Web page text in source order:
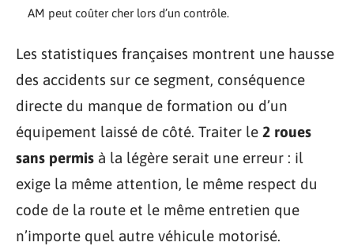
AM peut coûter cher lors d’un contrôle.
Les statistiques françaises montrent une hausse
des accidents sur ce segment, conséquence
directe du manque de formation ou d’un
équipement laissé de côté. Traiter le 2 roues
sans permis à la légère serait une erreur : il
exige la même attention, le même respect du
code de la route et le même entretien que
n’importe quel autre véhicule motorisé.